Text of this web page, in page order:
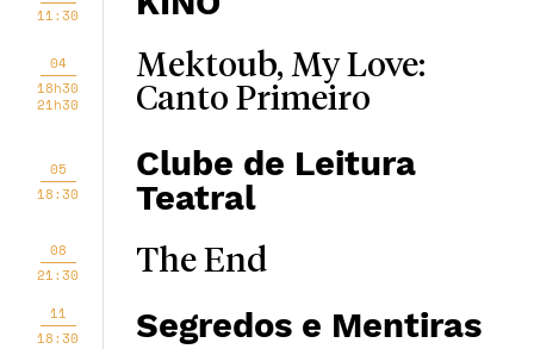
11:30
04
18h30
21h30
Mektoub, My Love:
Canto Primeiro
05
18:30
Clube de Leitura
Teatral
08
21:30
The End
11
18:30
Segredos e Mentiras